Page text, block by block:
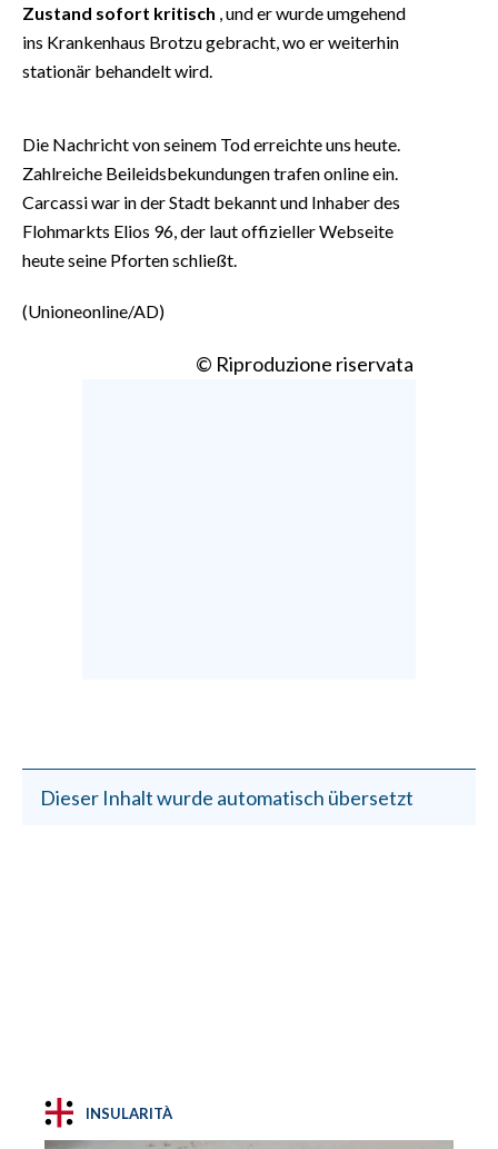
NECROLOGI
PUBBLICITÀ
STORE
Zustand sofort kritisch , und er wurde umgehend
ins Krankenhaus Brotzu gebracht, wo er weiterhin
stationär behandelt wird.
Die Nachricht von seinem Tod erreichte uns heute.
Zahlreiche Beileidsbekundungen trafen online ein.
Carcassi war in der Stadt bekannt und Inhaber des
Flohmarkts Elios 96, der laut offizieller Webseite
heute seine Pforten schließt.
(Unioneonline/AD)
© Riproduzione riservata
Dieser Inhalt wurde automatisch übersetzt
INSULARITÀ